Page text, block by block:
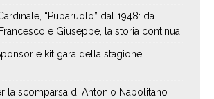
“Puparuolo” dal 1948: da
e Giuseppe, la storia continua
e kit gara della stagione
la scomparsa di Antonio Napolitano